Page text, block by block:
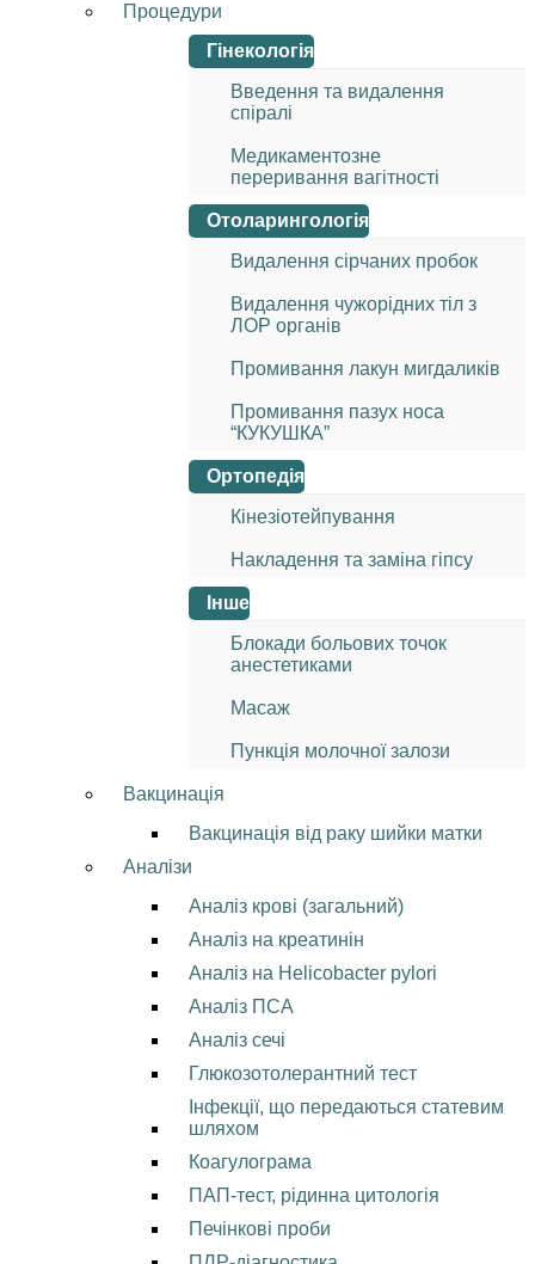
Процедури
Гінекологія
Введення та видалення
спіралі
Медикаментозне
переривання вагітності
Отоларингологія
Видалення сірчаних пробок
Видалення чужорідних тіл з
ЛОР органів
Промивання лакун мигдаликів
Промивання пазух носа
“КУКУШКА”
Ортопедія
Кінезіотейпування
Накладення та заміна гіпсу
Інше
Блокади больових точок
анестетиками
Масаж
Пункція молочної залози
Вакцинація
Вакцинація від раку шийки матки
Аналізи
Аналіз крові (загальний)
Аналіз на креатинін
Аналіз на Helicobacter pylori
Аналіз ПСА
Аналіз сечі
Глюкозотолерантний тест
Інфекції, що передаються статевим
шляхом
Коагулограма
ПАП-тест, рідинна цитологія
Печінкові проби